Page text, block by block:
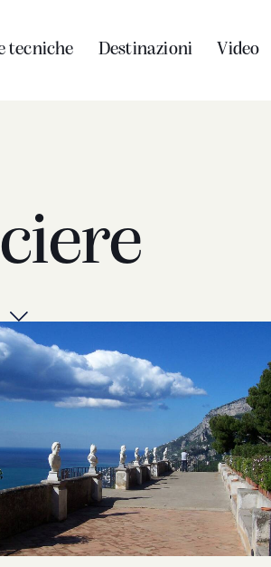
tecniche Destinazioni Video